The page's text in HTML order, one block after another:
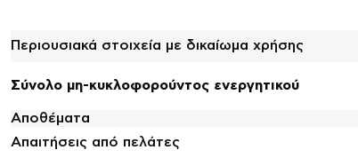
Περιουσιακά στοιχεία με δικαίωμα χρήσης
Σύνολο μη-κυκλοφορούντος ενεργητικού
Αποθέματα
Απαιτήσεις από πελάτες